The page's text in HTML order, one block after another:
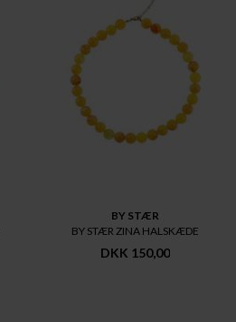
BY STÆR
BY STÆR ZINA HALSKÆDE
DKK 150,00